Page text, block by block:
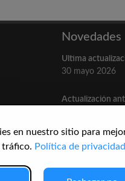
en nuestro sitio para
tráfico. Política de
Novedades
Última
30 mayo 2026
Actualización
Cómo citar
3 septiembre